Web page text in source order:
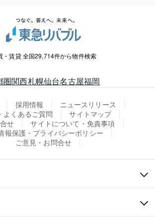
・賃貸 全国29,714件から物件検索
圏関西札幌仙台名古屋福岡
採用情報
ニュースリリース
よくあるご質問
サイトマップ
せ
サイトについて・免責事項
報保護・プライバシーポリシー
ご意見・お問合せ
購入